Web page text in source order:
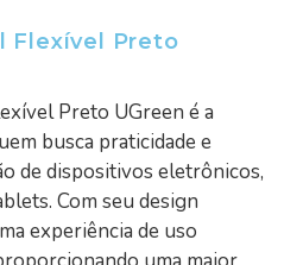
Flexível Preto
Preto UGreen é a
busca praticidade e
de dispositivos eletrônicos,
Com seu design
experiência de uso